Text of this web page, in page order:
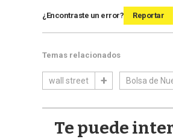
¿Encontraste un error? Reportar
Temas relacionados
wall street Bolsa de
Te puede